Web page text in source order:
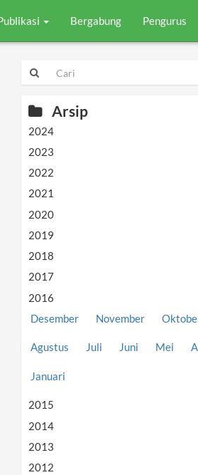
Bergabung Pengurus
Arsip
2024
2023
2022
2021
2020
2019
2018
2017
2016
Desember November
Agustus Juli Juni Mei
Januari
2015
2014
2013
2012